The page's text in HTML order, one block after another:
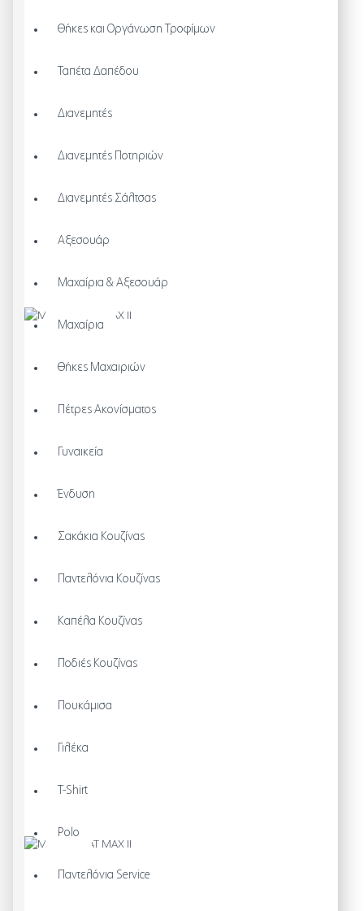
Θήκες και Οργάνωση Τροφίμων
Ταπέτα Δαπέδου
Διανεμητές
Διανεμητές Ποτηριών
Διανεμητές Σάλτσας
Αξεσουάρ
Μαχαίρια & Αξεσουάρ
Μαχαίρια
Θήκες Μαχαιριών
Πέτρες Ακονίσματος
Γυναικεία
Ένδυση
Σακάκια Κουζίνας
Παντελόνια Κουζίνας
Καπέλα Κουζίνας
Ποδιές Κουζίνας
Πουκάμισα
Γιλέκα
T-Shirt
Polo
Παντελόνια Service